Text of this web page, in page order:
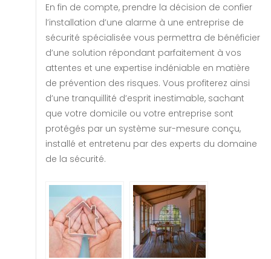
En fin de compte, prendre la décision de confier
l’installation d’une alarme à une entreprise de
sécurité spécialisée vous permettra de bénéficier
d’une solution répondant parfaitement à vos
attentes et une expertise indéniable en matière
de prévention des risques. Vous profiterez ainsi
d’une tranquillité d’esprit inestimable, sachant
que votre domicile ou votre entreprise sont
protégés par un système sur-mesure conçu,
installé et entretenu par des experts du domaine
de la sécurité.